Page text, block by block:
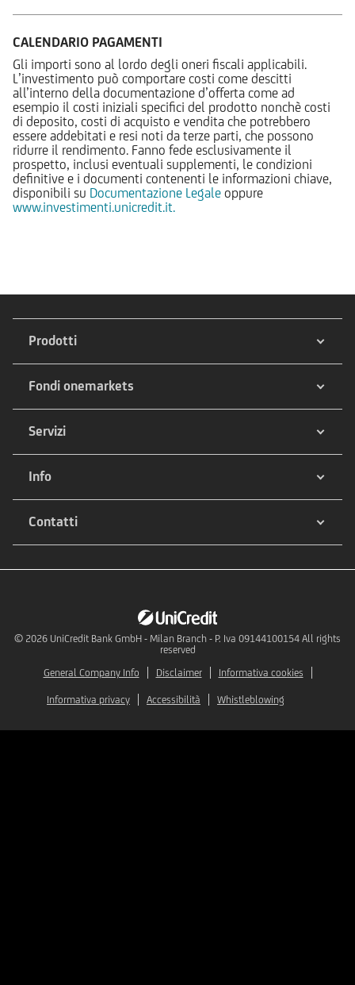
CALENDARIO PAGAMENTI
Gli importi sono al lordo degli oneri fiscali applicabili.
L’investimento può comportare costi come descitti
all’interno della documentazione d’offerta come ad
esempio il costi iniziali specifici del prodotto nonchè costi
di deposito, costi di acquisto e vendita che potrebbero
essere addebitati e resi noti da terze parti, che possono
ridurre il rendimento. Fanno fede esclusivamente il
prospetto, inclusi eventuali supplementi, le condizioni
definitive e i documenti contenenti le informazioni chiave,
disponibili su Documentazione Legale oppure
www.investimenti.unicredit.it.
Prodotti
Fondi onemarkets
Servizi
Info
Contatti
© 2026 UniCredit Bank GmbH - Milan Branch - P. Iva 09144100154 All rights
reserved
General Company Info
Disclaimer Informativa cookies
Informativa privacy Accessibilità Whistleblowing